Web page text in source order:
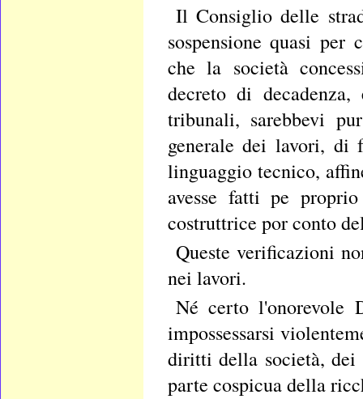
Il Consiglio delle
sospensione quasi per
che la società
decreto di
tribunali, sarebbevi
generale dei lavori, di
linguaggio tecnico,
avesse fatti pe
costruttrice por conto
Queste verificazioni
nei lavori.
Né certo l'onorevole
impossessarsi
diritti della società, dei
parte cospicua della